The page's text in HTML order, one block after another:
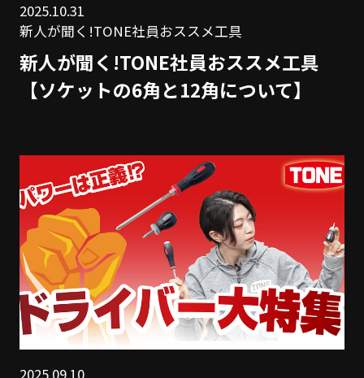
2025.10.31
新人が聞く!TONE社員おススメ工具
新人が聞く!TONE社員おススメ工具
【ソケットの6角と12角について】
2025.09.10